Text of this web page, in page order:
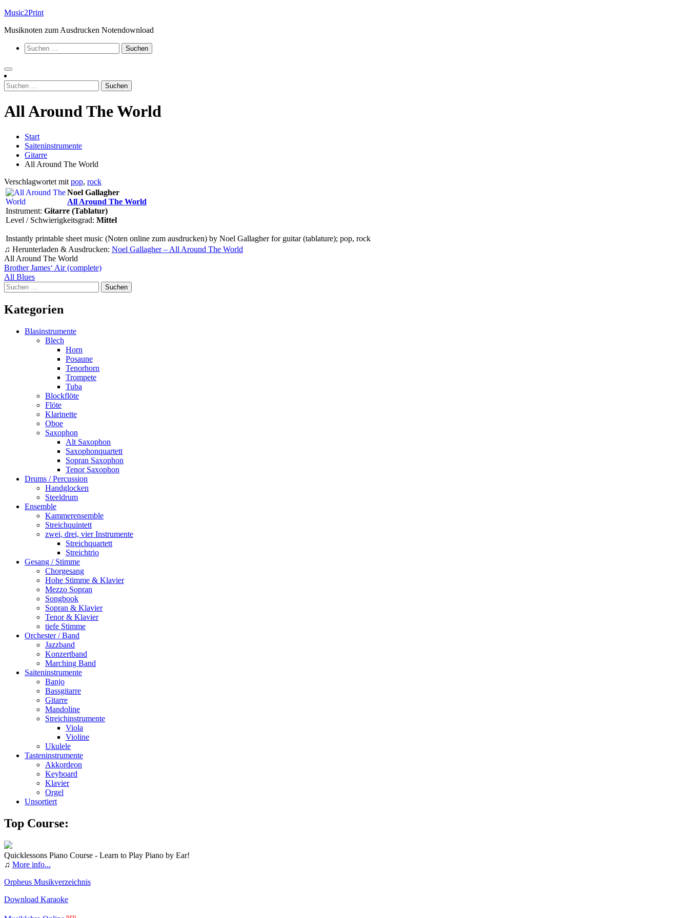
Zum
springen
Music2Print
Musiknoten zum Ausdrucken Notendownload
Suchen
nach:
Suchen
nach:
All Around The World
Start
Saiteninstrumente
Gitarre
All Around The World
Verschlagwortet mit pop, rock
Noel Gallagher
All Around The World
Instrument: Gitarre (Tablatur)
Level / Schwierigkeitsgrad: Mittel
Instantly printable sheet music (Noten online zum ausdrucken) by Noel Gallagher for guitar (tablature); pop, rock
♫ Herunterladen & Ausdrucken: Noel Gallagher – All Around The World
All Around The World
Beitragsnavigation
Brother James‘ Air (complete)
All Blues
Suchen
nach:
Kategorien
Blasinstrumente
Blech
Horn
Posaune
Tenorhorn
Trompete
Tuba
Blockflöte
Flöte
Klarinette
Oboe
Saxophon
Alt Saxophon
Saxophonquartett
Sopran Saxophon
Tenor Saxophon
Drums / Percussion
Handglocken
Steeldrum
Ensemble
Kammerensemble
Streichquintett
zwei, drei, vier Instrumente
Streichquartett
Streichtrio
Gesang / Stimme
Chorgesang
Hohe Stimme & Klavier
Mezzo Sopran
Songbook
Sopran & Klavier
Tenor & Klavier
tiefe Stimme
Orchester / Band
Jazzband
Konzertband
Marching Band
Saiteninstrumente
Banjo
Bassgitarre
Gitarre
Mandoline
Streichinstrumente
Viola
Violine
Ukulele
Tasteninstrumente
Akkordeon
Keyboard
Klavier
Orgel
Unsortiert
Top Course:
Quicklessons Piano Course - Learn to Play Piano by Ear!
♫ More info...
Orpheus Musikverzeichnis
Download Karaoke
neu